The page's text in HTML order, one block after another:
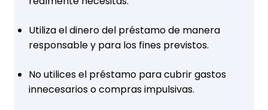
Utiliza el dinero del préstamo de manera
responsable y para los fines previstos.
No utilices el préstamo para cubrir gastos
innecesarios o compras impulsivas.